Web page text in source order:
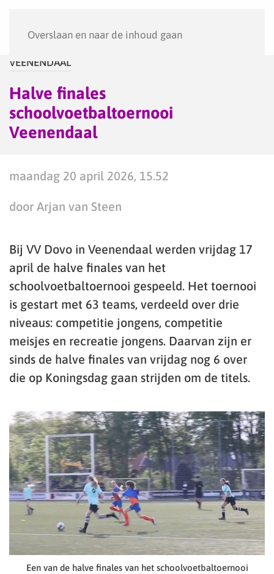
Overslaan en naar de inhoud gaan
VEENENDAAL
Halve finales
schoolvoetbaltoernooi
Veenendaal
maandag 20 april 2026, 15.52
door Arjan van Steen
Bij VV Dovo in Veenendaal werden vrijdag 17
april de halve finales van het
schoolvoetbaltoernooi gespeeld. Het toernooi
is gestart met 63 teams, verdeeld over drie
niveaus: competitie jongens, competitie
meisjes en recreatie jongens. Daarvan zijn er
sinds de halve finales van vrijdag nog 6 over
die op Koningsdag gaan strijden om de titels.
Een van de halve finales van het schoolvoetbaltoernooi